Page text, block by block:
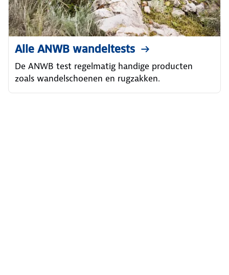
Alle ANWB wandeltests
De ANWB test regelmatig handige producten
zoals wandelschoenen en rugzakken.